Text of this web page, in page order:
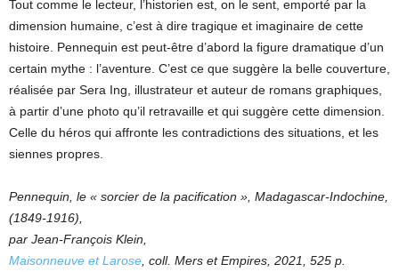
Tout comme le lecteur, l’historien est, on le sent, emporté par la
dimension humaine, c’est à dire tragique et imaginaire de cette
histoire. Pennequin est peut-être d’abord la figure dramatique d’un
certain mythe : l’aventure. C’est ce que suggère la belle couverture,
réalisée par Sera Ing, illustrateur et auteur de romans graphiques,
à partir d’une photo qu’il retravaille et qui suggère cette dimension.
Celle du héros qui affronte les contradictions des situations, et les
siennes propres.
Pennequin, le « sorcier de la pacification », Madagascar-Indochine,
(1849-1916),
par Jean-François Klein,
Maisonneuve et Larose, coll. Mers et Empires, 2021, 525 p.